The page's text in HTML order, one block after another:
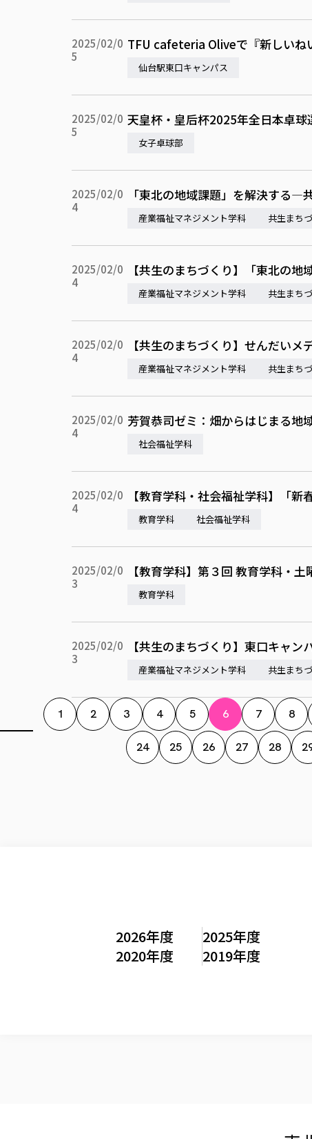
2025/02/0
5
TFU cafeteria Oliveで『新しいね
仙台駅東口キャンパス
2025/02/0
5
天皇杯・皇后杯2025年全日本卓
女子卓球部
2025/02/0
4
「東北の地域課題」を解決する
産業福祉マネジメント学科 共生まち
2025/02/0
4
【共生のまちづくり】「東北の地
産業福祉マネジメント学科 共生まち
2025/02/0
4
【共生のまちづくり】せんだい
産業福祉マネジメント学科 共生まち
2025/02/0
4
芳賀恭司ゼミ：畑からはじまる地
社会福祉学科
2025/02/0
4
【教育学科・社会福祉学科】「
教育学科 社会福祉学科
2025/02/0
3
【教育学科】第３回 教育学科・
教育学科
2025/02/0
3
【共生のまちづくり】東口キャ
産業福祉マネジメント学科 共生まち
1 2 3 4 5 6 7 8
24 25 26 27 28
2026年度 2025年度
2020年度
2019年度